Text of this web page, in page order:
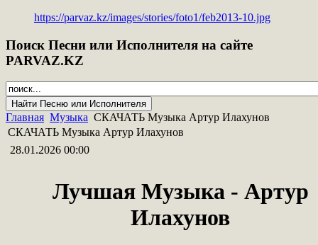
https://parvaz.kz/images/stories/foto1/feb2013-10.jpg
Поиск Песни или Исполнителя на сайте
PARVAZ.KZ
Главная Музыка СКАЧАТЬ Музыка Артур Илахунов
СКАЧАТЬ Музыка Артур Илахунов
28.01.2026 00:00
Лучшая Музыка - Артур
Илахунов